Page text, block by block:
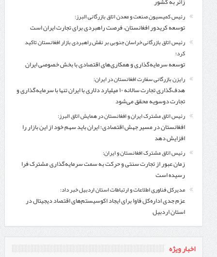
رئیس کمیسیون صنعت و معدن اتاق بازرگانی البرز:
توسعه کریدور افغانستان، فرصت راهبردی برای تجارت ایران است
رئیس اتاق بازرگانی خراسان جنوبی بر نقش راهبردی بازار افغانستان تاکید
کرد؛
توسعه سرمایه‌گذاری و همکاری‌های اقتصادی با بخش خصوصی ایران
رایزن بازرگانی سفارت افغانستان در ایران:
هدف‌گذاری تجارت سالانه ۱۰ میلیارد دلاری با ایران تنها با سرمایه‌گذاری و
تجارت دوسویه محقق می‌شود
رئیس اتاق مشترک ایران و افغانستان در همایش اتاق البرز:
افغانستان در مسیر جهش اقتصادی؛ ایران باید سهم خود از این بازار را
افزایش دهد
رئیس اتاق مشترک افغانستان و ایران:
زمان عبور از تجارت سنتی و حرکت به سمت سرمایه‌گذاری مشترک فرا
رسیده است
مدیرکل فناوری اطلاعات و ارتباطات استان اردبیل خبر داد:
عزم جدی اداره‌کل فاوا برای ایجاد اکوسیستم‌های اقتصاد دیجیتال در
استان اردبیل
اخبار ویژه